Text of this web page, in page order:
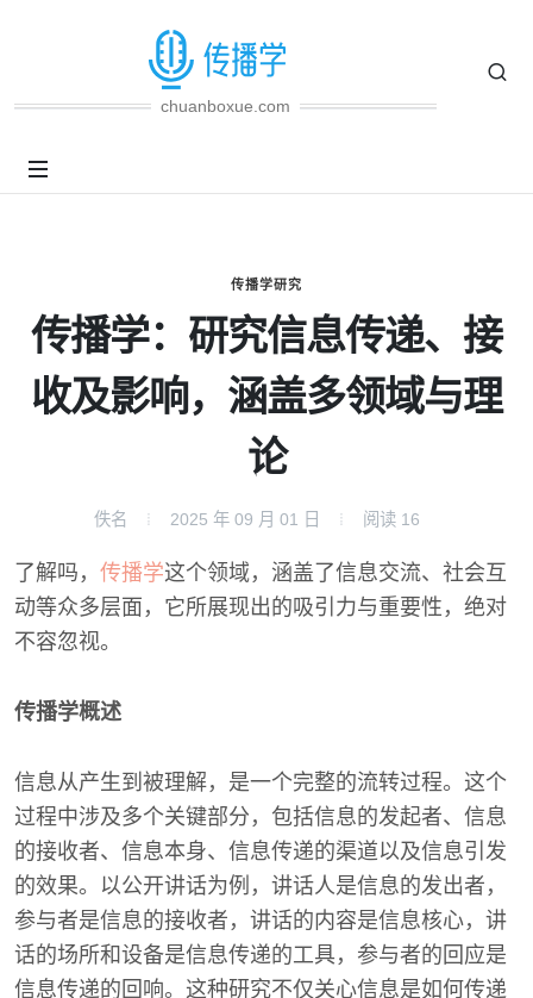
chuanboxue.com
传播学研究
传播学：研究信息传递、接
收及影响，涵盖多领域与理
论
佚名 2025 年 09 月 01 日 阅读 16
了解吗， 传播学这个领域，涵盖了信息交流、社会互
动等众多层面，它所展现出的吸引力与重要性，绝对
不容忽视。
传播学概述
信息从产生到被理解，是一个完整的流转过程。这个
过程中涉及多个关键部分，包括信息的发起者、信息
的接收者、信息本身、信息传递的渠道以及信息引发
的效果。以公开讲话为例，讲话人是信息的发出者，
参与者是信息的接收者，讲话的内容是信息核心，讲
话的场所和设备是信息传递的工具，参与者的回应是
信息传递的回响。这种研究不仅关心信息是如何传递